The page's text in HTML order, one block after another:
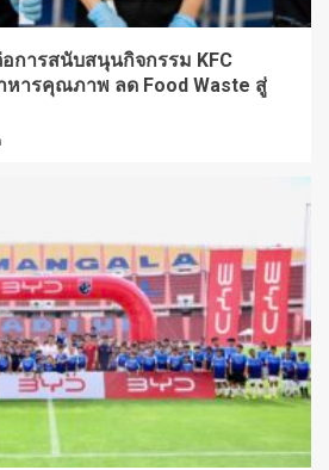
การสนับสนุนกิจกรรม KFC
หารคุณภาพ ลด Food Waste สู่